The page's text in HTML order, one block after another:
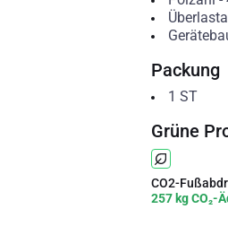
Packung
1 ST
Grüne
CO2-
257 kg CO₂-